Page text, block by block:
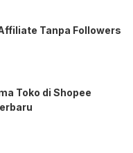
Tanpa Followers
Toko di Shopee